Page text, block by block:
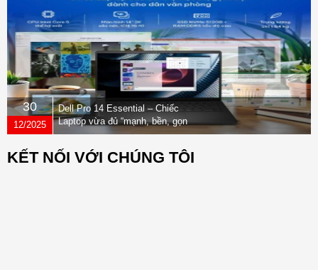
30
12/2025
Dell Pro 14 Essential – Chiếc
Laptop vừa đủ “mạnh, bền, gọn
nhẹ” dành cho dân văn phòng
KẾT NỐI VỚI CHÚNG TÔI